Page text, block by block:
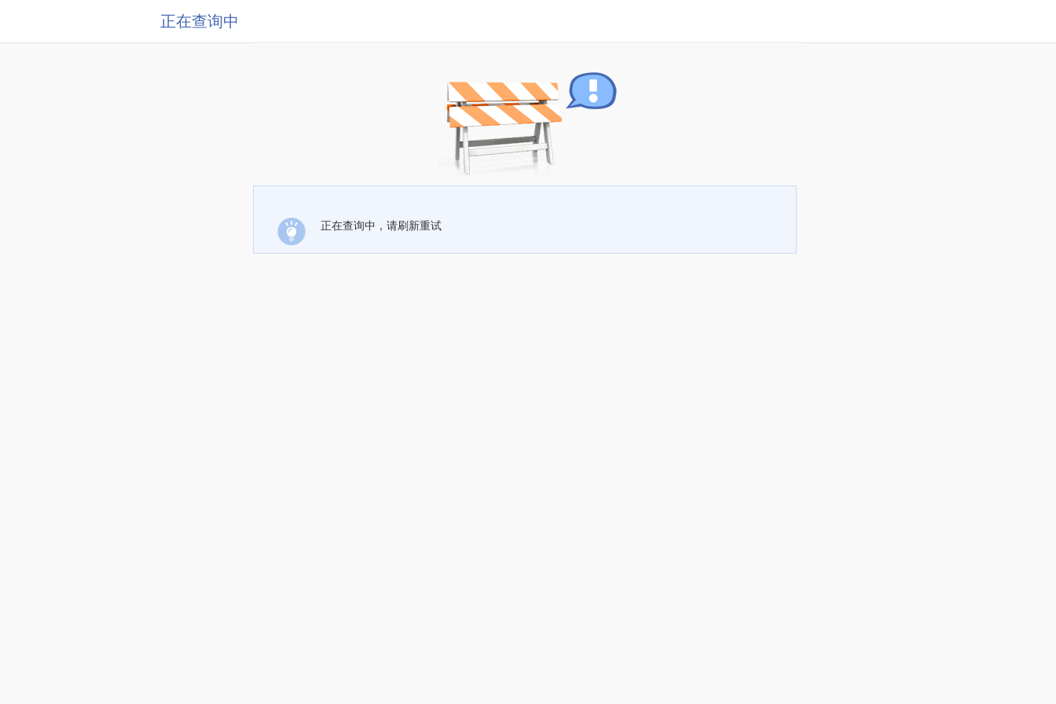
正在查询中
正在查询中，请刷新重试